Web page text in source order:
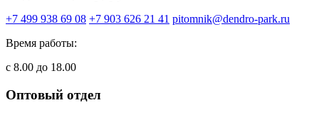
+7 499 938 69 08 +7 903 626 21 41 pitomnik@dendro-park.ru
Время работы:
с 8.00 до 18.00
Оптовый отдел